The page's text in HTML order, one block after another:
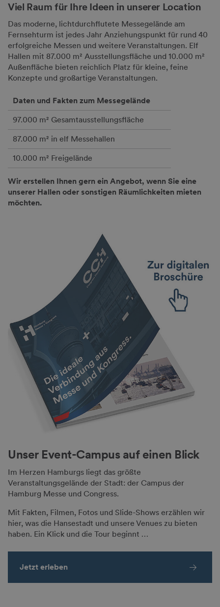
Viel Raum für Ihre Ideen in unserer Location
Das moderne, lichtdurchflutete Messegelände am
Fernsehturm ist jedes Jahr Anziehungspunkt für rund 40
erfolgreiche Messen und weitere Veranstaltungen. Elf
Hallen mit 87.000 m² Ausstellungsfläche und 10.000 m²
Außenfläche bieten reichlich Platz für kleine, feine
Konzepte und großartige Veranstaltungen.
Daten und Fakten zum Messegelände
97.000 m² Gesamtausstellungsfläche
87.000 m² in elf Messehallen
10.000 m² Freigelände
Wir erstellen Ihnen gern ein Angebot, wenn Sie eine
unserer Hallen oder sonstigen Räumlichkeiten mieten
möchten.
Unser Event-Campus auf einen Blick
Im Herzen Hamburgs liegt das größte
Veranstaltungsgelände der Stadt: der Campus der
Hamburg Messe und Congress.
Mit Fakten, Filmen, Fotos und Slide-Shows erzählen wir
hier, was die Hansestadt und unsere Venues zu bieten
haben. Ein Klick und die Tour beginnt …
Jetzt erleben